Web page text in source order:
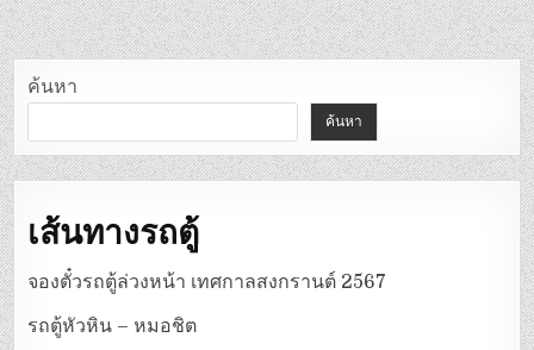
ค้นหา
ค้นหา
เส้นทางรถตู้
จองตั๋วรถตู้ล่วงหน้า เทศกาลสงกรานต์ 2567
รถตู้หัวหิน – หมอชิต